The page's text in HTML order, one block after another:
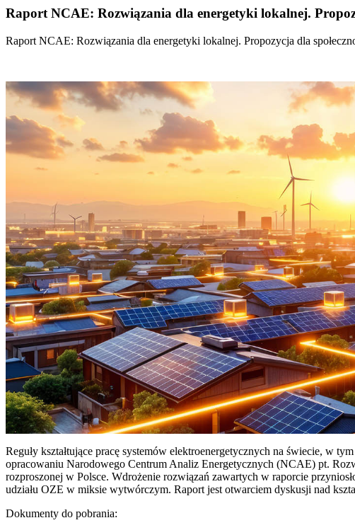
Raport NCAE: Rozwiązania dla energetyki lokalnej.
Raport NCAE: Rozwiązania dla energetyki lokalnej. Propozycja dla
Reguły kształtujące pracę systemów elektroenergetycznych na świecie, w
opracowaniu Narodowego Centrum Analiz Energetycznych (NCAE) pt.
rozproszonej w Polsce. Wdrożenie rozwiązań zawartych w raporcie
udziału OZE w miksie wytwórczym. Raport jest otwarciem dyskusji nad
Dokumenty do pobrania: